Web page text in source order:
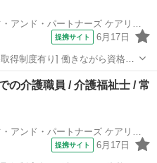
株式会社ケアリッツ・アンド・パートナーズ ケアリッツ仙川
提携サイト 6月17日
得制度有り] 働きながら資格取
修・介護福祉士)/20代・30代が
の介護職員 / 介護福祉士 / 常
株式会社ケアリッツ・アンド・パートナーズ ケアリッツ三鷹
提携サイト 6月17日